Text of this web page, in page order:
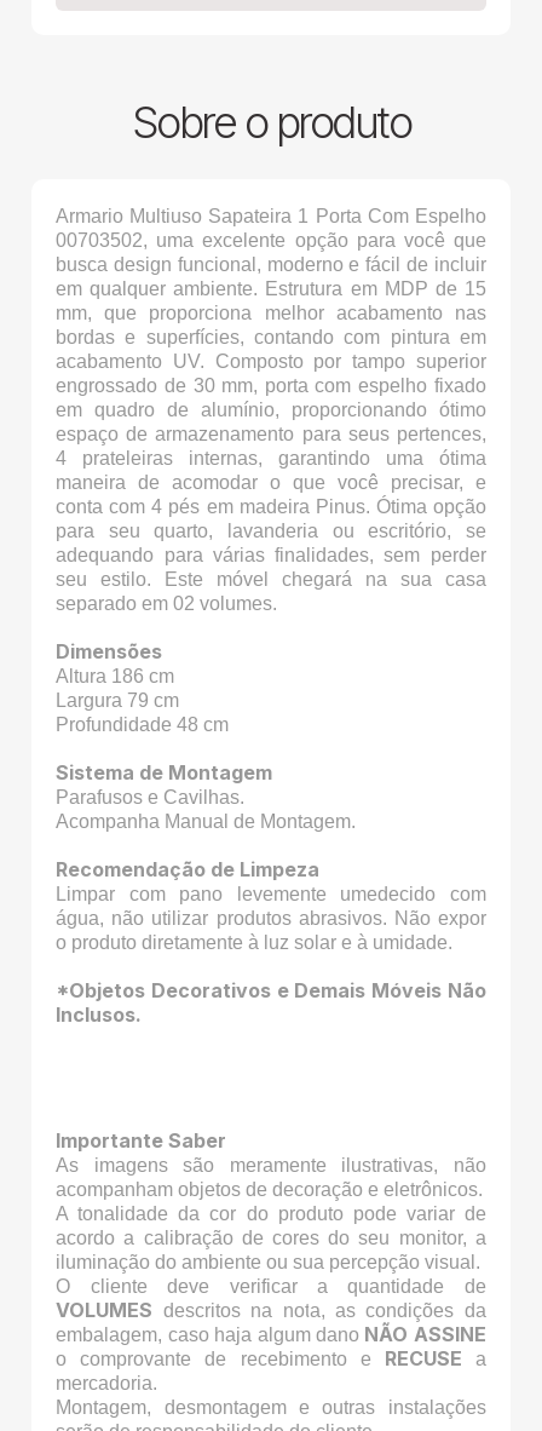
Sobre o produto
Armario Multiuso Sapateira 1 Porta Com Espelho
00703502, uma excelente opção para você que
busca design funcional, moderno e fácil de incluir
em qualquer ambiente. Estrutura em MDP de 15
mm, que proporciona melhor acabamento nas
bordas e superfícies, contando com pintura em
acabamento UV. Composto por tampo superior
engrossado de 30 mm, porta com espelho fixado
em quadro de alumínio, proporcionando ótimo
espaço de armazenamento para seus pertences,
4 prateleiras internas, garantindo uma ótima
maneira de acomodar o que você precisar, e
conta com 4 pés em madeira Pinus. Ótima opção
para seu quarto, lavanderia ou escritório, se
adequando para várias finalidades, sem perder
seu estilo. Este móvel chegará na sua casa
separado em 02 volumes.
Dimensões
Altura 186 cm
Largura 79 cm
Profundidade 48 cm
Sistema de Montagem
Parafusos e Cavilhas.
Acompanha Manual de Montagem.
Recomendação de Limpeza
Limpar com pano levemente umedecido com
água, não utilizar produtos abrasivos. Não expor
o produto diretamente à luz solar e à umidade.
*Objetos Decorativos e Demais Móveis Não
Inclusos.
Importante Saber
As imagens são meramente ilustrativas, não
acompanham objetos de decoração e eletrônicos.
A tonalidade da cor do produto pode variar de
acordo a calibração de cores do seu monitor, a
iluminação do ambiente ou sua percepção visual.
O cliente deve verificar a quantidade de
VOLUMES descritos na nota, as condições da
embalagem, caso haja algum dano NÃO ASSINE
o comprovante de recebimento e RECUSE a
mercadoria.
Montagem, desmontagem e outras instalações